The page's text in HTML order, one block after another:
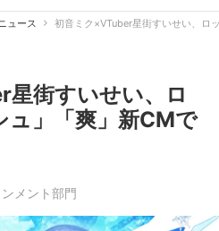
ュース 初音ミク×VTuber星街すいせい、ロ
街すいせい、ロ
ュ」「爽」新CMで
メント部門